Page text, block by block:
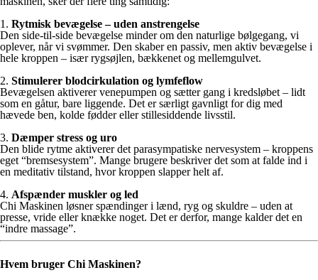
1. Rytmisk bevægelse – uden anstrengelse
Den side-til-side bevægelse minder om den naturlige bølgegang, vi
oplever, når vi svømmer. Den skaber en passiv, men aktiv bevægelse i
hele kroppen – især rygsøjlen, bækkenet og mellemgulvet.
2. Stimulerer blodcirkulation og lymfeflow
Bevægelsen aktiverer venepumpen og sætter gang i kredsløbet – lidt
som en gåtur, bare liggende. Det er særligt gavnligt for dig med
hævede ben, kolde fødder eller stillesiddende livsstil.
3. Dæmper stress og uro
Den blide rytme aktiverer det parasympatiske nervesystem – kroppens
eget “bremsesystem”. Mange brugere beskriver det som at falde ind i
en meditativ tilstand, hvor kroppen slapper helt af.
4. Afspænder muskler og led
Chi Maskinen løsner spændinger i lænd, ryg og skuldre – uden at
presse, vride eller knække noget. Det er derfor, mange kalder det en
“indre massage”.
Hvem bruger Chi Maskinen?